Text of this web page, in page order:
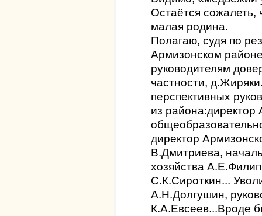
Остаётся сожалеть,
малая родина.
Полагаю, судя по
Армизонском
руководителям
частности,
перспективных
из района:директор
директор
В.Дмитриева,
хозяйства
С.К.Сироткин...
А.Н.Долгушин,
К.А.Евсеев...Вроде